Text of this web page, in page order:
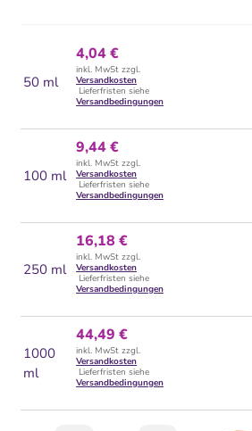
50 ml
4,04 €
inkl. MwSt zzgl.
Versandkosten
Lieferfristen siehe
Versandbedingungen
100 ml
9,44 €
inkl. MwSt zzgl.
Versandkosten
Lieferfristen siehe
Versandbedingungen
250 ml
16,18 €
inkl. MwSt zzgl.
Versandkosten
Lieferfristen siehe
Versandbedingungen
1000
ml
44,49 €
inkl. MwSt zzgl.
Versandkosten
Lieferfristen siehe
Versandbedingungen